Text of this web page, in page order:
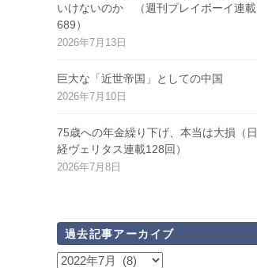
いけないのか （週刊プレイボーイ連載
689）
2026年7月13日
巨大な「近世帝国」としての中国
2026年7月10日
75歳への年金繰り下げ、本当は大損（日
経ヴェリタス連載128回）
2026年7月8日
過去記事アーカイブ
過